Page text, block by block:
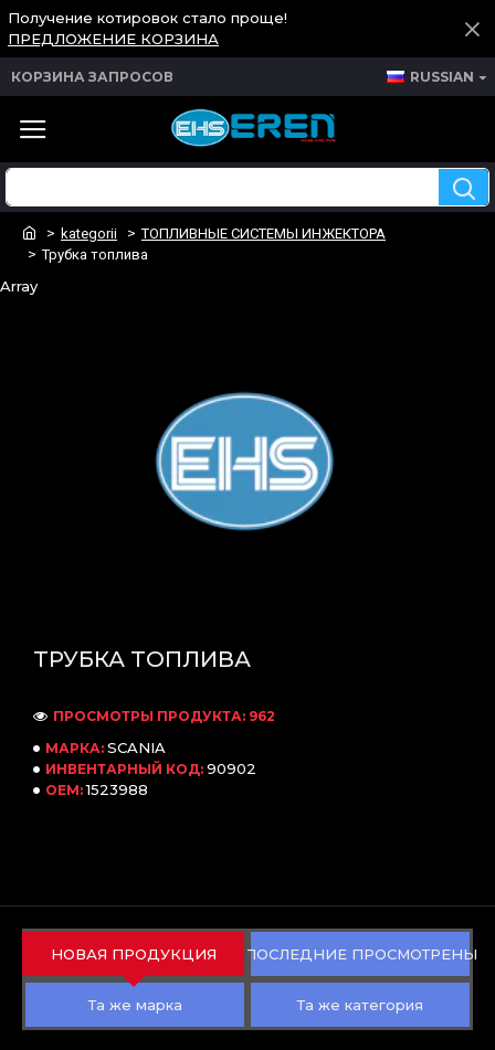
Получение котировок стало проще!
ПРЕДЛОЖЕНИЕ КОРЗИНА
КОРЗИНА ЗАПРОСОВ RUSSIAN
kategorii
ТОПЛИВНЫЕ СИСТЕМЫ ИНЖЕКТОРА
Трубка топлива
Array
ТРУБКА ТОПЛИВА
МАРКА: SCANIA
ИНВЕНТАРНЫЙ КОД: 90902
OEM: 1523988
ПРОСМОТРЫ ПРОДУКТА: 962
НОВАЯ ПРОДУКЦИЯ ПОСЛЕДНИЕ ПРОСМОТРЕНЫ
Та же марка Та же категория